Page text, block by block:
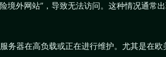
境外网站”，导致无法访问。这种情况通常
务器在高负载或正在进行维护。尤其是在